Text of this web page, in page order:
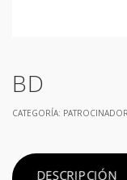
BD
CATEGORÍA:
DESCRIPCIÓN